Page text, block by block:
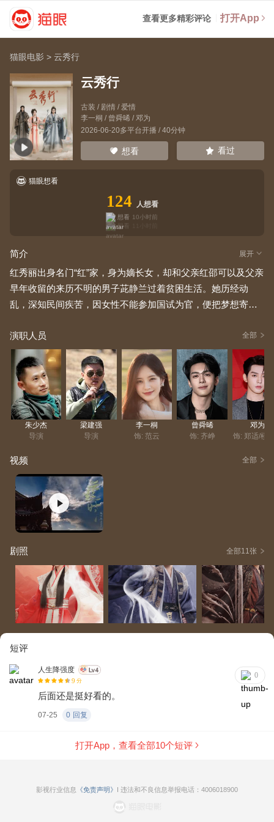
查看更多精彩评论 打开App
猫眼电影 >云秀行
云秀行
古装 / 剧情 / 爱情
李一桐 / 曾舜晞/ 邓为
2026-06-20多平台开播 / 40分钟
想看 看过
猫眼想看
124 人想看
想看
10小时前
想看
简介 展开
红秀丽出身名门“红”家，身为嫡长女，却和父亲红邵可以及父亲
早年收留的来历不明的男子茈静兰过着贫困生活。她历经动
乱，深知民间疾苦，因女性不能参加国试为官，便把梦想寄托
劝诱红秀丽以贵妃身份进入后宫，辅佐现任国王紫刘辉。紫刘
辉佯装昏君，其实是想等被流放的王兄清苑王子回来取而代
之。红秀丽出现后，她的智慧和努力打动了紫刘辉，使其开始
勤勉政务，还修改律法让女性能够参加国试。秀丽在国试中探
花及第，成为彩云国首位女性官吏，出任州牧。最终，她凭借
自身的努力、智慧、坚强和勇敢，平定各州反乱，造就了空前
繁荣的盛世，也收获了爱情。
演职人员 全部
朱少杰
导演
梁建强
导演
李一桐
饰: 范云
曾舜晞
饰: 齐峥
邓为
饰: 郑适/楼
视频 全部
剧照 全部11张
短评
人生降强度
9 分
0
后面还是挺好看的。
07-25 0 回复
打开App，查看全部10个短评
影视行业信息 《免责声明》 I 违法和不良信息举报电话：4006018900